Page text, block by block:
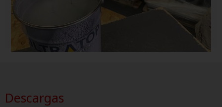
Descargas